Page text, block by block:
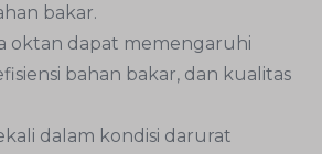
bakar.
oktan dapat memengaruhi
bahan bakar, dan kualitas
dalam kondisi darurat